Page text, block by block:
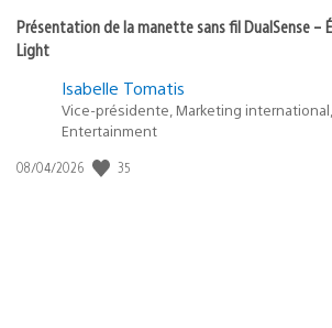
Présentation de la manette sans fil DualSense –
Light
Isabelle Tomatis
Vice-présidente, Marketing
Entertainment
Date
08/04/2026 35